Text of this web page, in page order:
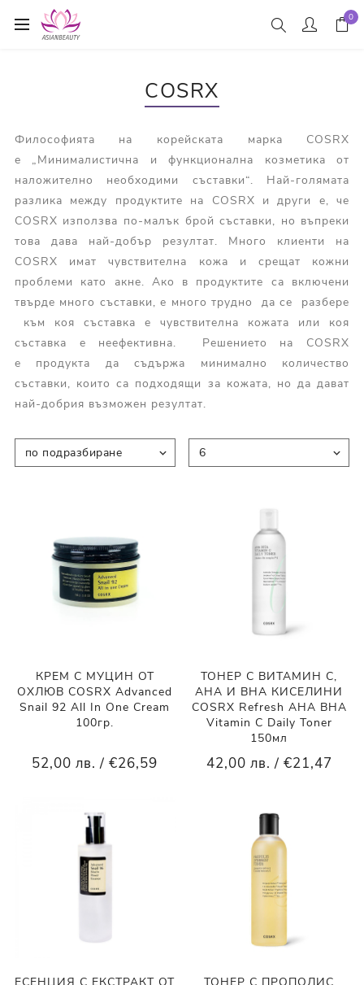
0
COSRX
Философията на корейската марка COSRX
е „Минималистична и функционална козметика от
наложително необходими съставки“. Най-голямата
разлика между продуктите на COSRX и други е, че
COSRX използва по-малък брой съставки, но въпреки
това дава най-добър резултат. Много клиенти на
COSRX имат чувствителна кожа и срещат кожни
проблеми като акне. Ако в продуктите са включени
твърде много съставки, е много трудно да се разбере
към коя съставка е чувствителна кожата или коя
съставка е неефективна. Решението на COSRX
е продукта да съдържа минимално количество
съставки, които са подходящи за кожата, но да дават
най-добрия възможен резултат.
КРЕМ С МУЦИН ОТ
ОХЛЮВ COSRX Advanced
Snail 92 All In One Cream
100гр.
52,00 лв. / €26,59
ТОНЕР С ВИТАМИН С,
AHA И BHA КИСЕЛИНИ
COSRX Refresh AHA BHA
Vitamin C Daily Toner
150мл
42,00 лв. / €21,47
ЕСЕНЦИЯ С ЕКСТРАКТ ОТ
ТОНЕР С ПРОПОЛИС